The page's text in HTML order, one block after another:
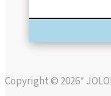
Copyright © 2026*